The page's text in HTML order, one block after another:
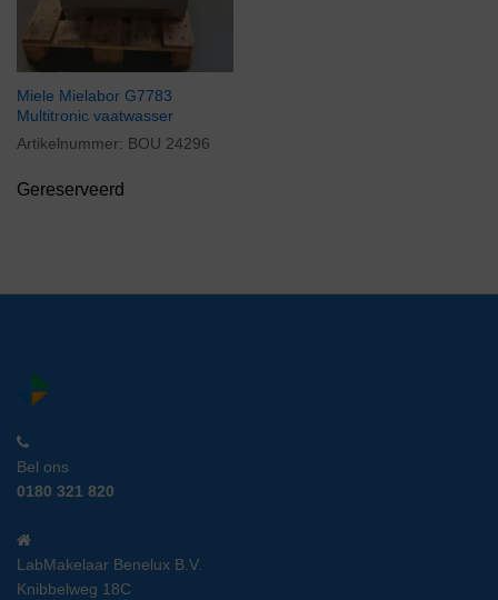
Miele Mielabor G7783
Multitronic vaatwasser
Artikelnummer: BOU 24296
Gereserveerd
Bel ons
0180 321 820
LabMakelaar Benelux B.V.
Knibbelweg 18C